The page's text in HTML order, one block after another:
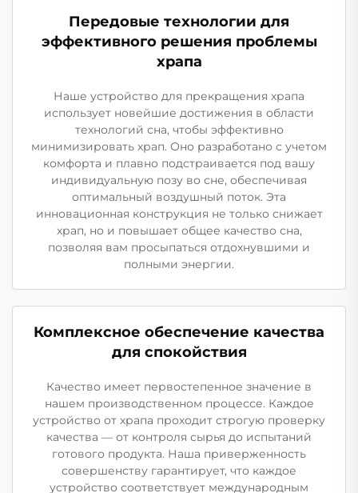
Передовые технологии для
эффективного решения проблемы
храпа
Наше устройство для прекращения храпа
использует новейшие достижения в области
технологий сна, чтобы эффективно
минимизировать храп. Оно разработано с учетом
комфорта и плавно подстраивается под вашу
индивидуальную позу во сне, обеспечивая
оптимальный воздушный поток. Эта
инновационная конструкция не только снижает
храп, но и повышает общее качество сна,
позволяя вам просыпаться отдохнувшими и
полными энергии.
Комплексное обеспечение качества
для спокойствия
Качество имеет первостепенное значение в
нашем производственном процессе. Каждое
устройство от храпа проходит строгую проверку
качества — от контроля сырья до испытаний
готового продукта. Наша приверженность
совершенству гарантирует, что каждое
устройство соответствует международным